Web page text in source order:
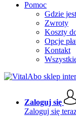
Pomoc
Gdzie
Zwroty
Koszty
Opcje
Kontakt
Zaloguj się
Zaloguj się